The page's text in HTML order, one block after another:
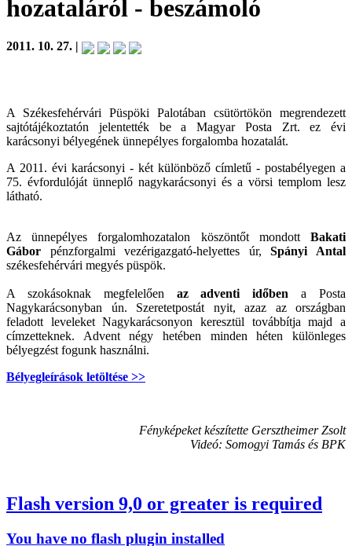
hozataláról - beszámoló
2011. 10. 27. |
A Székesfehérvári Püspöki Palotában csütörtökön megrendezett
sajtótájékoztatón
jelentették be a Magyar Posta Zrt. ez évi
karácsonyi bélyegének ünnepélyes forgalomba hozatalát.
A 2011. évi karácsonyi - két különböző címletű - postabélyegen a
75. évfordulóját ünneplő nagykarácsonyi és a vörsi templom lesz
látható.
Az ünnepélyes forgalomhozatalon köszöntőt mondott Bakati
Gábor pénzforgalmi vezérigazgató-helyettes úr,Spányi Antal
székesfehérvári megyés püspök.
A szokásoknak megfelelően az adventi időben a Posta
Nagykarácsonyban ún. Szeretetpostát nyit, azaz az országban
feladott leveleket Nagykarácsonyon keresztül továbbítja majd a
címzetteknek. Advent négy hetében minden héten különleges
bélyegzést fogunk használni.
Bélyegleírások letöltése >>
Fényképeket készítette Gersztheimer Zsolt
Videó: Somogyi Tamás és BPK
Flash version 9,0 or greater is required
You have no flash plugin installed